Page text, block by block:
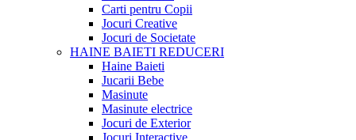
Carti pentru Copii
Jocuri Creative
Jocuri de Societate
HAINE BAIETI REDUCERI
Haine Baieti
Jucarii Bebe
Masinute
Masinute electrice
Jocuri de Exterior
Jocuri Interactive